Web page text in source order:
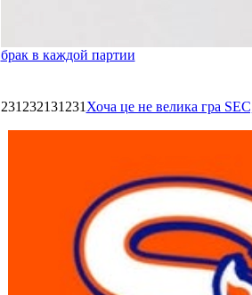
брак в каждой партии
231232131231 Хоча це не велика гра